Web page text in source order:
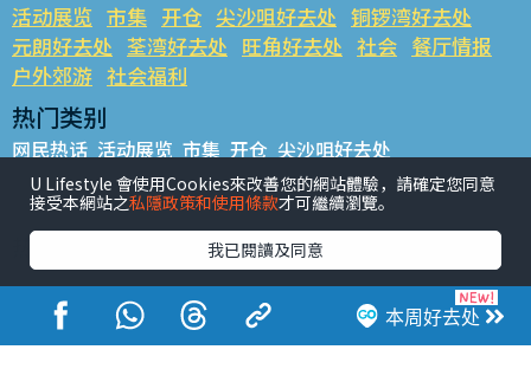
本周好去处
活动展览 市集 开仓 尖沙咀好去处 铜锣湾好去处
元朗好去处 荃湾好去处 旺角好去处 社会 餐厅情报
户外郊游 社会福利
热门类别
网民热话 活动展览 市集 开仓 尖沙咀好去处
铜锣湾好去处 元朗好去处 荃湾好去处 旺角好去处 社会
餐厅情报 户外郊游
热门标签
#UGO揾好去处 #人气活动推介 #美食社群热话
#亲子玩乐好去处
#ULifestyle应用程式
#限时抢
#UJetso礼物放送
#ULifestyle商户中心 #著数
U Lifestyle 會使用Cookies來改善您的網站體驗，請確定您同意
接受本網站之私隱政策和使用條款才可繼續瀏覽。
我已閱讀及同意